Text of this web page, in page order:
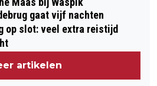
gaat vijf nachten
op slot: veel extra reistijd
artikelen